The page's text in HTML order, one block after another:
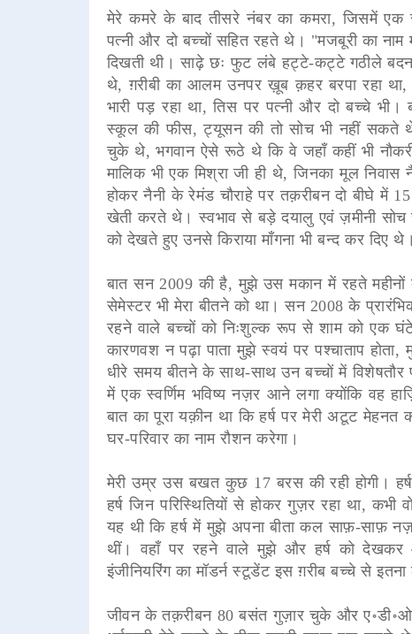
मेरे कमरे के बाद तीसरे नंबर का कमरा, जिसमें एक
पत्नी और दो बच्चों सहित रहते थे। "मजबूरी का नाम
दिखती थी। साढ़े छः फुट लंबे हट्टे-कट्टे गठीले
थे, ग़रीबी का आलम उनपर ख़ूब क़हर बरपा रहा
भारी पड़ रहा था, तिस पर पत्नी और दो बच्चे
स्कूल की फीस, ट्यूसन की तो सोच भी नहीं सकते
चुके थे, भगवान ऐसे रूठे थे कि वे जहाँ कहीं भी
मालिक भी एक मिश्रा जी ही थे, जिनका मूल निवास
होकर नैनी के रेमंड चौराहे पर तक़रीबन दो बीघे में
खेती करते थे। स्वभाव से बड़े दयालु एवं ज़मीनी सोच
को देखते हुए उनसे किराया माँगना भी बन्द कर दिए थे।
बात सन 2009 की है, मुझे उस मकान में रहते
सेमेस्टर भी मेरा बीतने को था। सन 2008 के
रहने वाले बच्चों को निःशुल्क रूप से शाम को एक घंटे
कारणवश न पढ़ा पाता मुझे स्वयं पर पश्चाताप
धीरे समय बीतने के साथ-साथ उन बच्चों में विशेषतौर
में एक स्वर्णिम भविष्य नज़र आने लगा क्योंकि वह
बात का पूरा यक़ीन था कि हर्ष पर मेरी अटूट
घर-परिवार का नाम रौशन करेगा।
मेरी उम्र उस बखत कुछ 17 बरस की रही होगी।
हर्ष जिन परिस्थितियों से होकर गुज़र रहा था,
यह थी कि हर्ष में मुझे अपना बीता कल साफ़-साफ़
थीं। वहाँ पर रहने वाले मुझे और हर्ष को
इंजीनियरिंग का मॉडर्न स्टूडेंट इस ग़रीब बच्चे से
जीवन के तक़रीबन 80 बसंत गुज़ार चुके और